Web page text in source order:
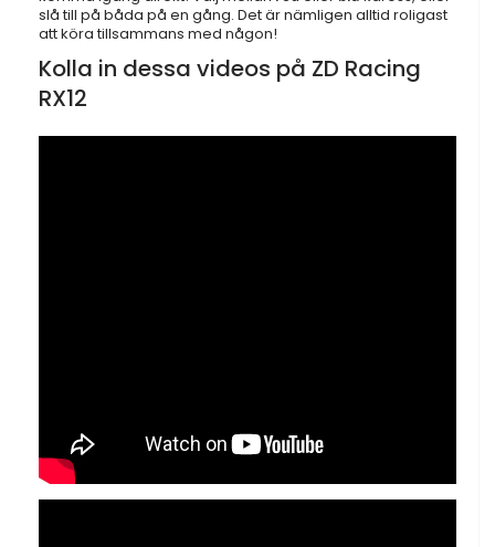
slå till på båda på en gång. Det är nämligen alltid roligast
att köra tillsammans med någon!
Kolla in dessa videos på ZD Racing
RX12